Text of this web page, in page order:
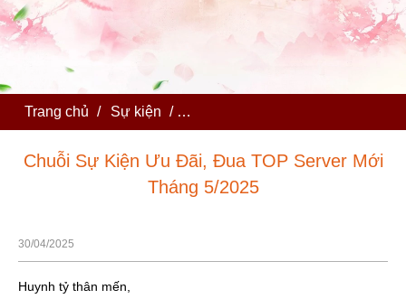
Trang chủ / Sự kiện / Chuỗi Sự Kiện Ưu Đãi, Đua TOP
Chuỗi Sự Kiện Ưu Đãi, Đua TOP Server Mới
Tháng 5/2025
30/04/2025
Huynh tỷ thân mến,